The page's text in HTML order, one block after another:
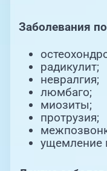
Заболевания
радикулит;
невралгия;
люмбаго;
миозиты;
протрузия;
ущемление